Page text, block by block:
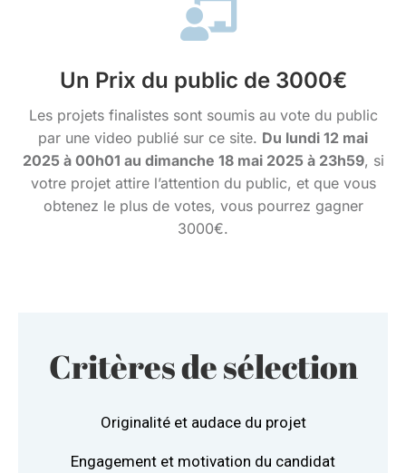
Un Prix du public de 3000€
Les projets finalistes sont soumis au vote du public
par une video publié sur ce site. Du lundi 12 mai
2025 à 00h01 au dimanche 18 mai 2025 à 23h59, si
votre projet attire l’attention du public, et que vous
obtenez le plus de votes, vous pourrez gagner
3000€.
Critères de sélection
Originalité et audace du projet
Engagement et motivation du candidat